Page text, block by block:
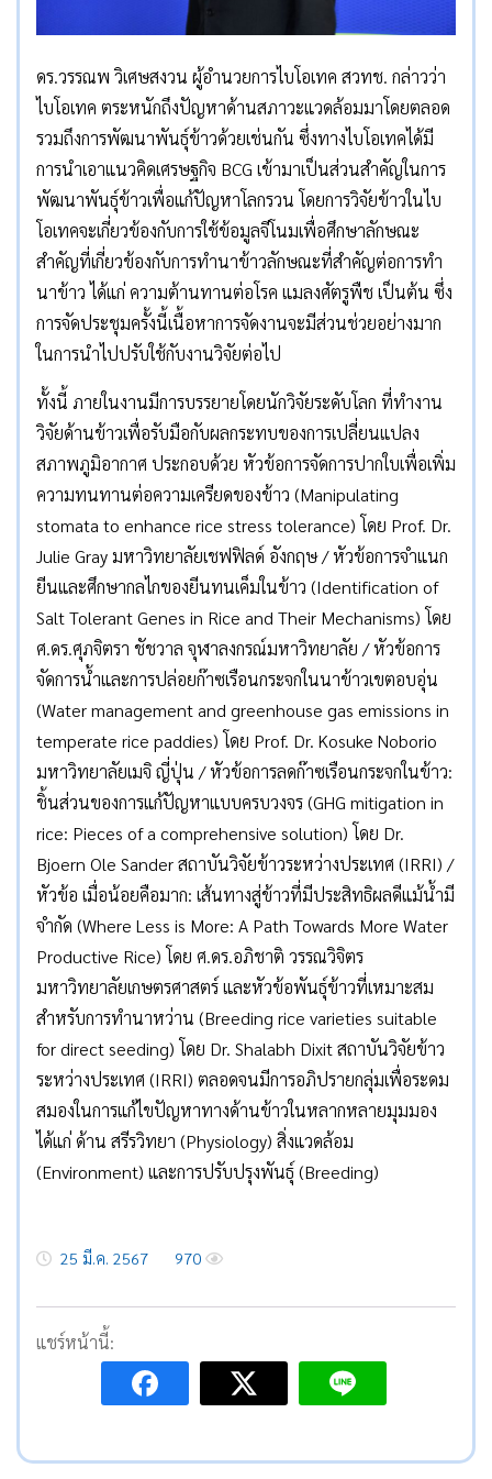
ดร.วรรณพ วิเศษสงวน ผู้อำนวยการไบโอเทค สวทช. กล่าวว่า
ไบโอเทค ตระหนักถึงปัญหาด้านสภาวะแวดล้อมมาโดยตลอด
รวมถึงการพัฒนาพันธุ์ข้าวด้วยเช่นกัน ซึ่งทางไบโอเทคได้มี
การนำเอาแนวคิดเศรษฐกิจ BCG เข้ามาเป็นส่วนสำคัญในการ
พัฒนาพันธุ์ข้าวเพื่อแก้ปัญหาโลกรวน โดยการวิจัยข้าวในไบ
โอเทคจะเกี่ยวข้องกับการใช้ข้อมูลจีโนมเพื่อศึกษาลักษณะ
สำคัญที่เกี่ยวข้องกับการทำนาข้าวลักษณะที่สำคัญต่อการทำ
นาข้าว ได้แก่ ความต้านทานต่อโรค แมลงศัตรูพืช เป็นต้น ซึ่ง
การจัดประชุมครั้งนี้เนื้อหาการจัดงานจะมีส่วนช่วยอย่างมาก
ในการนำไปปรับใช้กับงานวิจัยต่อไป
ทั้งนี้ ภายในงานมีการบรรยายโดยนักวิจัยระดับโลก ที่ทำงาน
วิจัยด้านข้าวเพื่อรับมือกับผลกระทบของการเปลี่ยนแปลง
สภาพภูมิอากาศ ประกอบด้วย หัวข้อการจัดการปากใบเพื่อเพิ่ม
ความทนทานต่อความเครียดของข้าว (Manipulating
stomata to enhance rice stress tolerance) โดย Prof. Dr.
Julie Gray มหาวิทยาลัยเชฟฟิลด์ อังกฤษ / หัวข้อการจำแนก
ยีนและศึกษากลไกของยีนทนเค็มในข้าว (Identification of
Salt Tolerant Genes in Rice and Their Mechanisms) โดย
ศ.ดร.ศุภจิตรา ชัชวาล จุฬาลงกรณ์มหาวิทยาลัย / หัวข้อการ
จัดการน้ำและการปล่อยก๊าซเรือนกระจกในนาข้าวเขตอบอุ่น
(Water management and greenhouse gas emissions in
temperate rice paddies) โดย Prof. Dr. Kosuke Noborio
มหาวิทยาลัยเมจิ ญี่ปุ่น / หัวข้อการลดก๊าซเรือนกระจกในข้าว:
ชิ้นส่วนของการแก้ปัญหาแบบครบวงจร (GHG mitigation in
rice: Pieces of a comprehensive solution) โดย Dr.
Bjoern Ole Sander สถาบันวิจัยข้าวระหว่างประเทศ (IRRI) /
หัวข้อ เมื่อน้อยคือมาก: เส้นทางสู่ข้าวที่มีประสิทธิผลดีแม้น้ำมี
จำกัด (Where Less is More: A Path Towards More Water
Productive Rice) โดย ศ.ดร.อภิชาติ วรรณวิจิตร
มหาวิทยาลัยเกษตรศาสตร์ และหัวข้อพันธุ์ข้าวที่เหมาะสม
สำหรับการทำนาหว่าน (Breeding rice varieties suitable
for direct seeding) โดย Dr. Shalabh Dixit สถาบันวิจัยข้าว
ระหว่างประเทศ (IRRI) ตลอดจนมีการอภิปรายกลุ่มเพื่อระดม
สมองในการแก้ไขปัญหาทางด้านข้าวในหลากหลายมุมมอง
ได้แก่ ด้าน สรีรวิทยา (Physiology) สิ่งแวดล้อม
(Environment) และการปรับปรุงพันธุ์ (Breeding)
25 มี.ค. 2567 970
แชร์หน้านี้: